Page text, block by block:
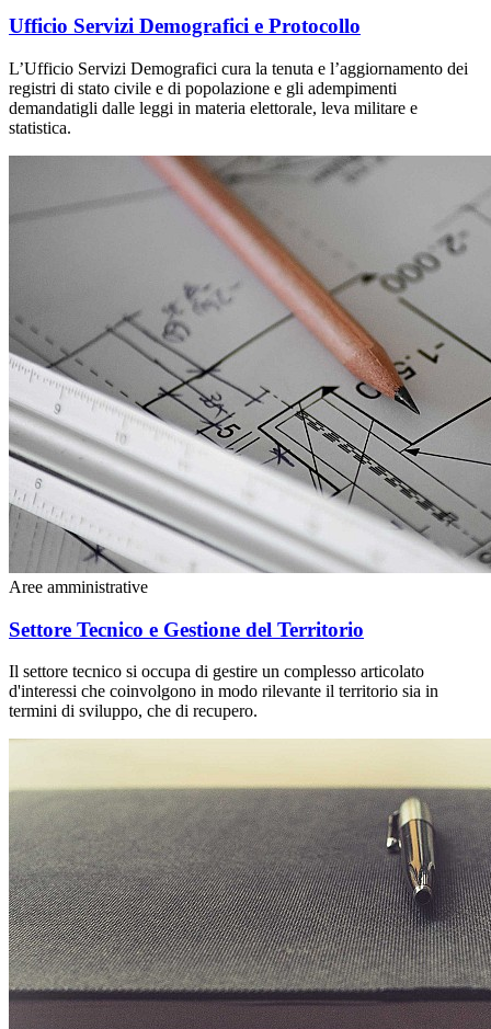
Ufficio Servizi Demografici e Protocollo
L’Ufficio Servizi Demografici cura la tenuta e l’aggiornamento dei
registri di stato civile e di popolazione e gli adempimenti
demandatigli dalle leggi in materia elettorale, leva militare e
statistica.
Aree amministrative
Settore Tecnico e Gestione del Territorio
Il settore tecnico si occupa di gestire un complesso articolato
d'interessi che coinvolgono in modo rilevante il territorio sia in
termini di sviluppo, che di recupero.